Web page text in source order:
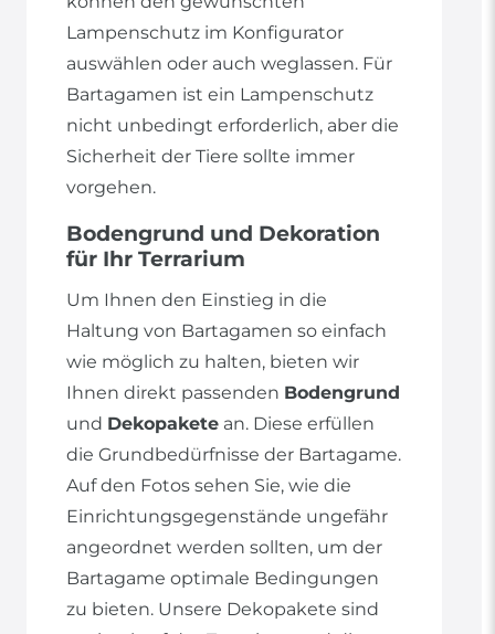
Lampenschutz im Konfigurator
auswählen oder auch weglassen. Für
Bartagamen ist ein Lampenschutz
nicht unbedingt erforderlich, aber die
Sicherheit der Tiere sollte immer
vorgehen.
Bodengrund und Dekoration
für Ihr Terrarium
Um Ihnen den Einstieg in die
Haltung von Bartagamen so einfach
wie möglich zu halten, bieten wir
Ihnen direkt passenden Bodengrund
und Dekopakete an. Diese erfüllen
die Grundbedürfnisse der Bartagame.
Auf den Fotos sehen Sie, wie die
Einrichtungsgegenstände ungefähr
angeordnet werden sollten, um der
Bartagame optimale Bedingungen
zu bieten. Unsere Dekopakete sind